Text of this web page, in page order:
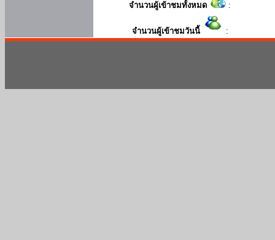
จำนวนผู้เข้าชมทั้งหมด :
จำนวนผู้เข้าชมวันนี้ :